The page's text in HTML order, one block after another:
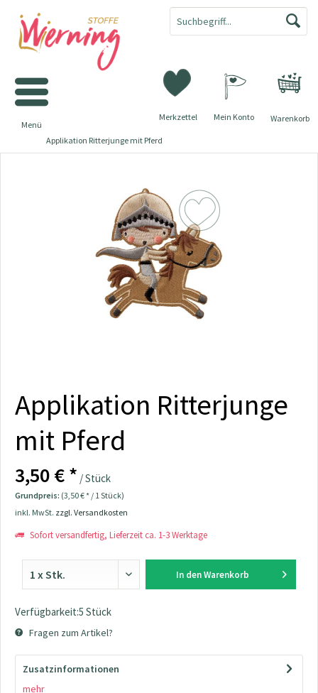
Warenkorb
Merkzettel Mein Konto
Menü
Applikation Ritterjunge mit Pferd
Applikation Ritterjunge
mit Pferd
3,50 € * / Stück
Grundpreis: (3,50 € * / 1 Stück)
inkl. MwSt. zzgl. Versandkosten
Sofort versandfertig, Lieferzeit ca. 1-3 Werktage
In den Warenkorb
Verfügbarkeit:5 Stück
Fragen zum Artikel?
Zusatzinformationen
mehr